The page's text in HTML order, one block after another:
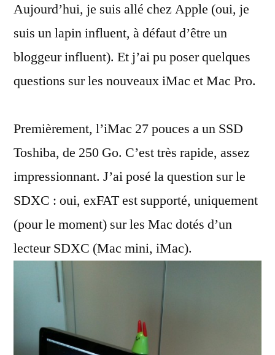
sur
nouveaux
Mac
Aujourd’hui, je suis allé chez Apple (oui, je
suis un lapin influent, à défaut d’être un
bloggeur influent). Et j’ai pu poser quelques
questions sur les nouveaux iMac et Mac Pro.
Premièrement, l’iMac 27 pouces a un SSD
Toshiba, de 250 Go. C’est très rapide, assez
impressionnant. J’ai posé la question sur le
SDXC : oui, exFAT est supporté, uniquement
(pour le moment) sur les Mac dotés d’un
lecteur SDXC (Mac mini, iMac).